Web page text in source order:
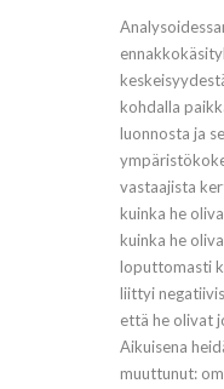
kohdalla
luonnosta ja
vastaajista
kuinka he
kuinka he
loputtomasti
liittyi
että he olivat
Aikuisena
muuttunut: